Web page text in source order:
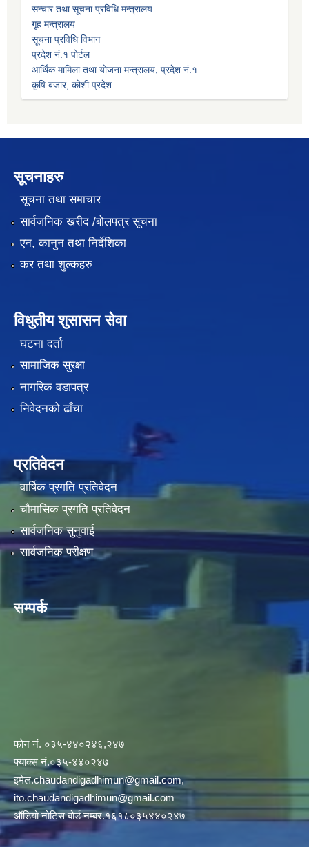
सन्चार तथा सूचना प्रविधि मन्त्रालय
गृह मन्त्रालय
सूचना प्रविधि विभाग
प्रदेश नं.१ पोर्टल
आर्थिक मामिला तथा योजना मन्त्रालय, प्रदेश नं.१
कृषि बजार, कोशी प्रदेश
सूचनाहरु
सूचना तथा समाचार
सार्वजनिक खरीद /बोलपत्र सूचना
एन, कानुन तथा निर्देशिका
कर तथा शुल्कहरु
विधुतीय शुसासन सेवा
घटना दर्ता
सामाजिक सुरक्षा
नागरिक वडापत्र
निवेदनको ढाँचा
प्रतिवेदन
वार्षिक प्रगति प्रतिवेदन
चौमासिक प्रगति प्रतिवेदन
सार्वजनिक सुनुवाई
सार्वजनिक परीक्षण
सम्पर्क
फोन नं. ०३५-४४०२४६,२४७
फ्याक्स नं.०३५-४४०२४७
इमेल.chaudandigadhimun@gmail.com,
ito.chaudandigadhimun@gmail.com
ऑडियो नोटिस बोर्ड नम्बर.१६१८०३५४४०२४७